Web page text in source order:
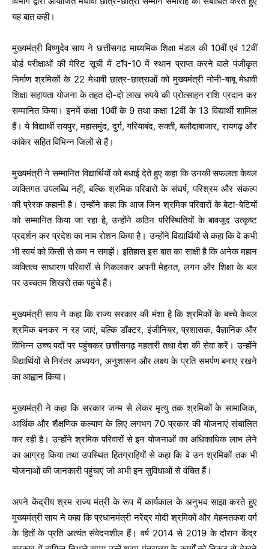
यह बात कही।
मुख्यमंत्री विष्णुदेव साय ने छत्तीसगढ़ माध्यमिक शिक्षा मंडल की 10वीं एवं 12वीं
बोर्ड परीक्षाओं की मेरिट सूची में टॉप-10 में स्थान प्राप्त करने वाले पंजीकृत
निर्माण श्रमिकों के 22 मेधावी छात्र-छात्राओं को मुख्यमंत्री नोनी-बाबू मेधावी
शिक्षा सहायता योजना के तहत दो-दो लाख रुपये की प्रोत्साहन राशि प्रदान कर
सम्मानित किया। इनमें कक्षा 10वीं के 9 तथा कक्षा 12वीं के 13 विद्यार्थी शामिल
हैं। ये विद्यार्थी रायपुर, महासमुंद, दुर्ग, गरियाबंद, सक्ती, बलौदाबाजार, रायगढ़ और
कांकेर सहित विभिन्न जिलों से हैं।
मुख्यमंत्री ने सम्मानित विद्यार्थियों को बधाई देते हुए कहा कि उनकी सफलता केवल
व्यक्तिगत उपलब्धि नहीं, बल्कि श्रमिक परिवारों के संघर्ष, परिश्रम और संकल्प
की प्रेरक कहानी है। उन्होंने कहा कि आज जिन श्रमिक परिवारों के बेटा-बेटियों
को सम्मानित किया जा रहा है, उन्होंने कठिन परिस्थितियों के बावजूद उत्कृष्ट
प्रदर्शन कर प्रदेश का नाम रोशन किया है। उन्होंने विद्यार्थियों से कहा कि वे कभी
भी स्वयं को किसी से कम न समझें। इतिहास इस बात का साक्षी है कि अनेक महान
व्यक्तित्व साधारण परिवारों से निकलकर अपनी मेहनत, लगन और शिक्षा के बल
पर उच्चतम शिखरों तक पहुंचे हैं।
मुख्यमंत्री साय ने कहा कि राज्य सरकार की मंशा है कि श्रमिकों के बच्चे केवल
श्रमिक बनकर न रह जाएं, बल्कि डॉक्टर, इंजीनियर, प्रशासक, वैज्ञानिक और
विभिन्न उच्च पदों पर पहुंचकर छत्तीसगढ़ महतारी तथा देश की सेवा करें। उन्होंने
विद्यार्थियों से निरंतर अध्ययन, अनुशासन और लक्ष्य के प्रति समर्पण बनाए रखने
का आह्वान किया।
मुख्यमंत्री ने कहा कि सरकार जन्म से लेकर मृत्यु तक श्रमिकों के सामाजिक,
आर्थिक और शैक्षणिक कल्याण के लिए लगभग 70 प्रकार की योजनाएं संचालित
कर रही है। उन्होंने श्रमिक परिवारों से इन योजनाओं का अधिकाधिक लाभ लेने
का आग्रह किया तथा उपस्थित हितग्राहियों से कहा कि वे उन श्रमिकों तक भी
योजनाओं की जानकारी पहुंचाएं जो अभी इन सुविधाओं से वंचित हैं।
अपने केंद्रीय श्रम राज्य मंत्री के रूप में कार्यकाल के अनुभव साझा करते हुए
मुख्यमंत्री साय ने कहा कि प्रधानमंत्री नरेंद्र मोदी श्रमिकों और मेहनतकश वर्ग
के हितों के प्रति अत्यंत संवेदनशील हैं। वर्ष 2014 से 2019 के दौरान केंद्र